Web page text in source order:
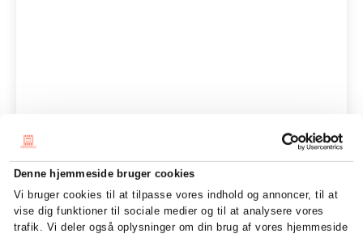
Denne hjemmeside bruger cookies
Vi bruger cookies til at tilpasse vores indhold og annoncer, til at
vise dig funktioner til sociale medier og til at analysere vores
trafik. Vi deler også oplysninger om din brug af vores hjemmeside